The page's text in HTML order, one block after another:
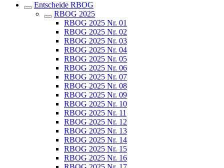
Entscheide RBOG
RBOG 2025
RBOG 2025 Nr. 01
RBOG 2025 Nr. 02
RBOG 2025 Nr. 03
RBOG 2025 Nr. 04
RBOG 2025 Nr. 05
RBOG 2025 Nr. 06
RBOG 2025 Nr. 07
RBOG 2025 Nr. 08
RBOG 2025 Nr. 09
RBOG 2025 Nr. 10
RBOG 2025 Nr. 11
RBOG 2025 Nr. 12
RBOG 2025 Nr. 13
RBOG 2025 Nr. 14
RBOG 2025 Nr. 15
RBOG 2025 Nr. 16